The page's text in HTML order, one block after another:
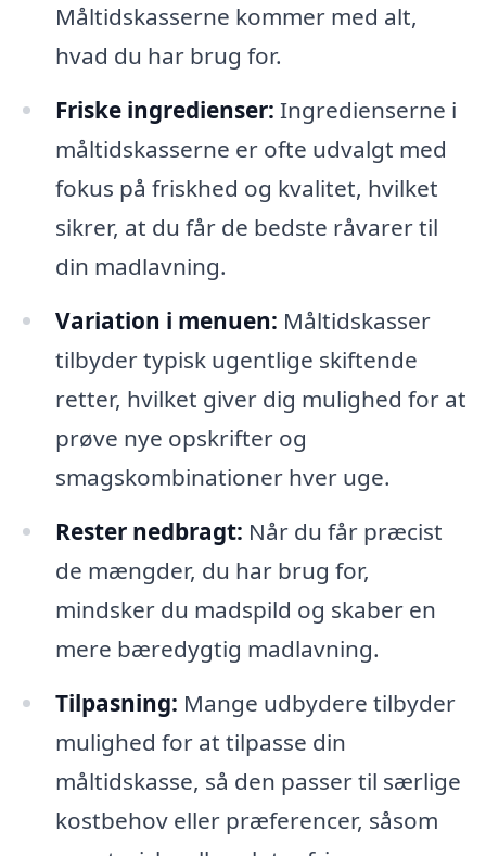
Måltidskasserne kommer med alt,
hvad du har brug for.
Friske ingredienser: Ingredienserne i
måltidskasserne er ofte udvalgt med
fokus på friskhed og kvalitet, hvilket
sikrer, at du får de bedste råvarer til
din madlavning.
Variation i menuen: Måltidskasser
tilbyder typisk ugentlige skiftende
retter, hvilket giver dig mulighed for at
prøve nye opskrifter og
smagskombinationer hver uge.
Rester nedbragt: Når du får præcist
de mængder, du har brug for,
mindsker du madspild og skaber en
mere bæredygtig madlavning.
Tilpasning: Mange udbydere tilbyder
mulighed for at tilpasse din
måltidskasse, så den passer til særlige
kostbehov eller præferencer, såsom